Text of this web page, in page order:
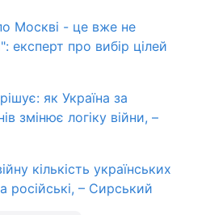
Москві - це вже не
експерт про вибір цілей
як Україна за
змінює логіку війни, –
кількість українських
російські, – Сирський